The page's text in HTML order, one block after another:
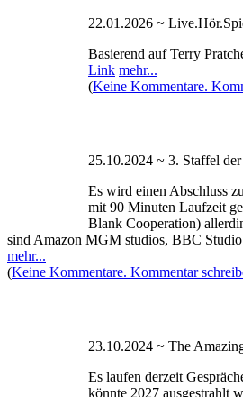
22.01.2026 ~
Basierend auf Terry
Link mehr...
(Keine Kommentare.
25.10.2024 ~ 3. Staffel
Es wird einen Abschluss
mit 90 Minuten Laufzeit
Blank Cooperation)
sind Amazon MGM studios, BBC
mehr...
(Keine Kommentare. Kommentar
23.10.2024 ~ The
Es laufen derzeit
könnte 2027 ausgestrahlt